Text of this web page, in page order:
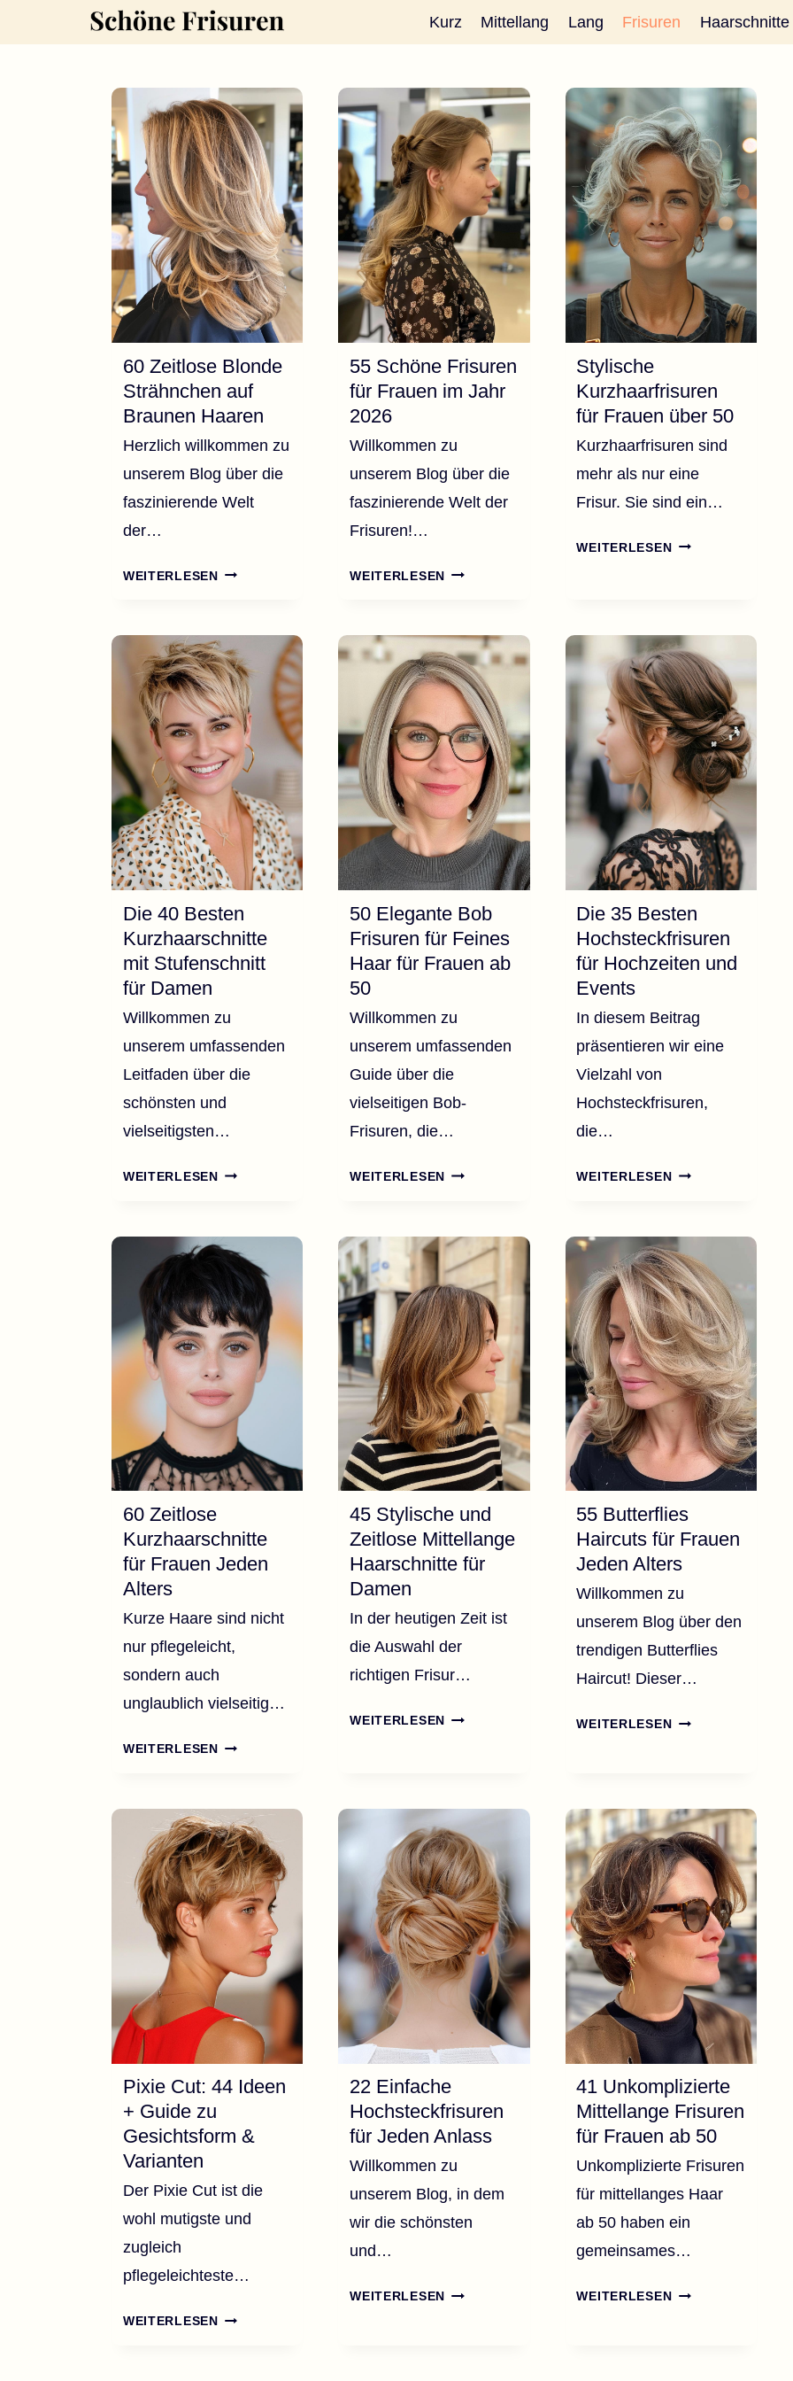
Inhalt
Kurz Mittellang Lang Frisuren Haarschnitte
60 Zeitlose Blonde
Strähnchen auf
Braunen Haaren
Herzlich willkommen zu
unserem Blog über die
faszinierende Welt
der…
WEITERLESEN60
STRÄHNCHEN
AUF
BRAUNEN
HAAREN
55 Schöne Frisuren
für Frauen im Jahr
2026
Willkommen zu
unserem Blog über die
faszinierende Welt der
Frisuren!…
WEITERLESEN
FÜR
FRAUEN
IM
JAHR
2026
Stylische
Kurzhaarfrisuren
für Frauen über 50
Kurzhaarfrisuren sind
mehr als nur eine
Frisur. Sie sind ein…
WEITERLESENSTYLISCHE
50
Die 40 Besten
Kurzhaarschnitte
mit Stufenschnitt
für Damen
Willkommen zu
unserem umfassenden
Leitfaden über die
schönsten und
vielseitigsten…
WEITERLESENDIE
KURZHAARSCHNITTE
MIT
STUFENSCHNITT
FÜR
DAMEN
50 Elegante Bob
Frisuren für Feines
Haar für Frauen ab
50
Willkommen zu
unserem umfassenden
Guide über die
vielseitigen Bob-
Frisuren, die…
WEITERLESEN
FRISUREN
FÜR
FEINES
HAAR
FÜR
FRAUEN
AB
50
Die 35 Besten
Hochsteckfrisuren
für Hochzeiten und
Events
In diesem Beitrag
präsentieren wir eine
Vielzahl von
Hochsteckfrisuren,
die…
WEITERLESENDIE
FÜR
HOCHZEITEN
UND
EVENTS
60 Zeitlose
Kurzhaarschnitte
für Frauen Jeden
Alters
Kurze Haare sind nicht
nur pflegeleicht,
sondern auch
unglaublich vielseitig…
WEITERLESEN60
FÜR
FRAUEN
JEDEN
ALTERS
45 Stylische und
Zeitlose Mittellange
Haarschnitte für
Damen
In der heutigen Zeit ist
die Auswahl der
richtigen Frisur…
WEITERLESEN
HAARSCHNITTE
FÜR
DAMEN
55 Butterflies
Haircuts für Frauen
Jeden Alters
Willkommen zu
unserem Blog über den
trendigen Butterflies
Haircut! Dieser…
WEITERLESEN55
FRAUEN
JEDEN
ALTERS
Pixie Cut: 44 Ideen
+ Guide zu
Gesichtsform &
Varianten
Der Pixie Cut ist die
wohl mutigste und
zugleich
pflegeleichteste…
WEITERLESENPIXIE
22 Einfache
Hochsteckfrisuren
für Jeden Anlass
Willkommen zu
unserem Blog, in dem
wir die schönsten
und…
WEITERLESEN
41 Unkomplizierte
Mittellange Frisuren
für Frauen ab 50
Unkomplizierte Frisuren
für mittellanges Haar
ab 50 haben ein
gemeinsames…
WEITERLESEN41